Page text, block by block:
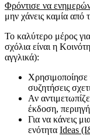
Φρόντισε να
μην χάνεις καμία από
Το καλύτερο μέρος
σχόλια είναι η
αγγλικά):
Χρησιμοποίησε
συζητήσεις
Αν
έκδοση,
Για να κάνεις
ενότητα Ideas